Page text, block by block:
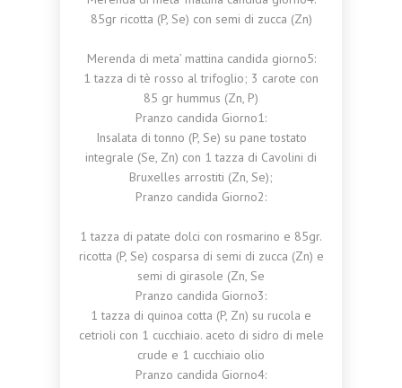
85gr ricotta (P, Se) con semi di zucca (Zn)
Merenda di meta’ mattina candida giorno5:
1 tazza di tè rosso al trifoglio; 3 carote con
85 gr hummus (Zn, P)
Pranzo candida Giorno1:
Insalata di tonno (P, Se) su pane tostato
integrale (Se, Zn) con 1 tazza di Cavolini di
Bruxelles arrostiti (Zn, Se);
Pranzo candida Giorno2:
1 tazza di patate dolci con rosmarino e 85gr.
ricotta (P, Se) cosparsa di semi di zucca (Zn) e
semi di girasole (Zn, Se
Pranzo candida Giorno3:
1 tazza di quinoa cotta (P, Zn) su rucola e
cetrioli con 1 cucchiaio. aceto di sidro di mele
crude e 1 cucchiaio olio
Pranzo candida Giorno4: